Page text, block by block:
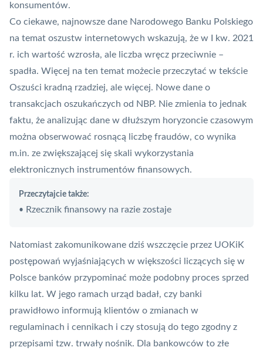
konsumentów.
Co ciekawe, najnowsze dane Narodowego Banku Polskiego
na temat oszustw internetowych wskazują, że w I kw. 2021
r. ich wartość wzrosła, ale liczba wręcz przeciwnie –
spadła. Więcej na ten temat możecie przeczytać w tekście
Oszuści kradną rzadziej, ale więcej. Nowe dane o
transakcjach oszukańczych od NBP. Nie zmienia to jednak
faktu, że analizując dane w dłuższym horyzoncie czasowym
można obserwować rosnącą liczbę fraudów, co wynika
m.in. ze zwiększającej się skali wykorzystania
elektronicznych instrumentów finansowych.
Przeczytajcie także:
• Rzecznik finansowy na razie zostaje
Natomiast zakomunikowane dziś wszczęcie przez UOKiK
postępowań wyjaśniających w większości liczących się w
Polsce banków przypominać może podobny proces sprzed
kilku lat. W jego ramach urząd badał, czy banki
prawidłowo informują klientów o zmianach w
regulaminach i cennikach i czy stosują do tego zgodny z
przepisami tzw. trwały nośnik. Dla bankowców to złe